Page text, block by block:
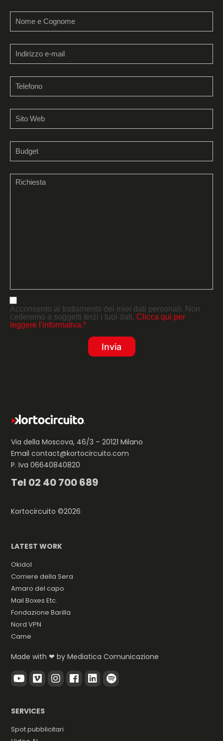
Acconsento al trattamento dei miei dati personali. Non
cederemo a soggetti terzi i tuoi dati. Clicca qui per
leggere l'informativa.*
Via della Moscova, 46/3 – 20121 Milano
Emailcontact@kortocircuito.com
P. Iva 06640840820
Tel 02 40 700 689
Kortocircuito ©2026
LATEST WORK
Okidol
Corriere della Sera
Amaro del capo
Mail Boxes Etc.
Fondazione Barilla
Nord VPN
Came
Made with ❤ byMediatica Comunicazione
SERVICES
Spot pubblicitari